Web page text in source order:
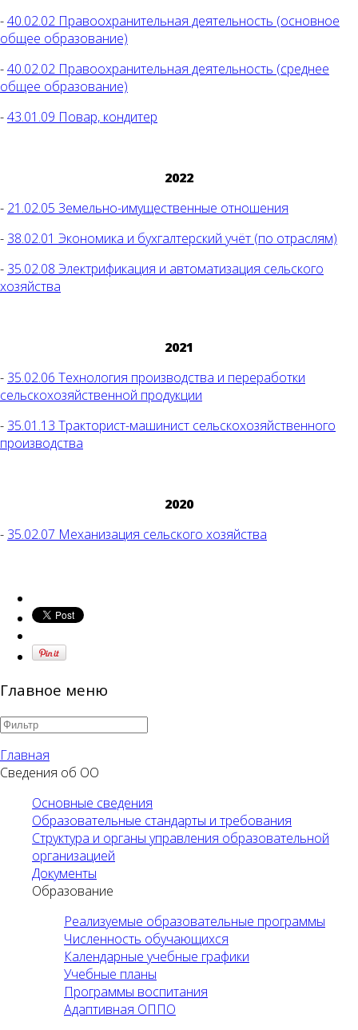
-40.02.02 Правоохранительная деятельность (основное
общее образование)
-40.02.02 Правоохранительная деятельность (среднее
общее образование)
-43.01.09 Повар, кондитер
2022
- 21.02.05 Земельно-имущественные отношения
- 38.02.01 Экономика и бухгалтерский учёт (по отраслям)
- 35.02.08 Электрификация и автоматизация сельского
хозяйства
2021
- 35.02.06 Технология производства и переработки
сельскохозяйственной продукции
- 35.01.13 Тракторист-машинист сельскохозяйственного
производства
2020
- 35.02.07 Механизация сельского хозяйства
Главное меню
Главная
Сведения об ОО
Основные сведения
Образовательные стандарты и требования
Структура и органы управления образовательной
организацией
Документы
Образование
Реализуемые образовательные программы
Численность обучающихся
Календарные учебные графики
Учебные планы
Программы воспитания
Адаптивная ОППО